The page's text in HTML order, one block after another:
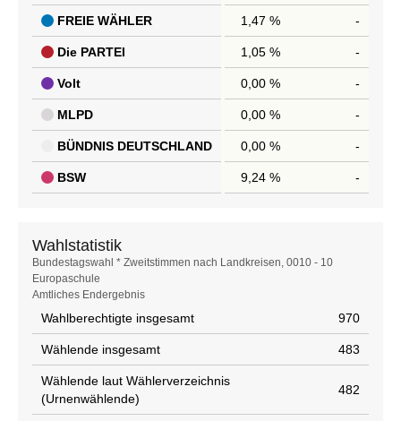
FREIE WÄHLER 1,47 % -
Die PARTEI 1,05 % -
Volt 0,00 % -
MLPD 0,00 % -
BÜNDNIS DEUTSCHLAND 0,00 % -
BSW 9,24 % -
Wahlstatistik
Wahlstatistik
Bundestagswahl * Zweitstimmen nach Landkreisen, 0010 - 10
Europaschule
Amtliches Endergebnis
Wahlberechtigte insgesamt 970
Wählende insgesamt 483
Wählende laut Wählerverzeichnis
(Urnenwählende)
482